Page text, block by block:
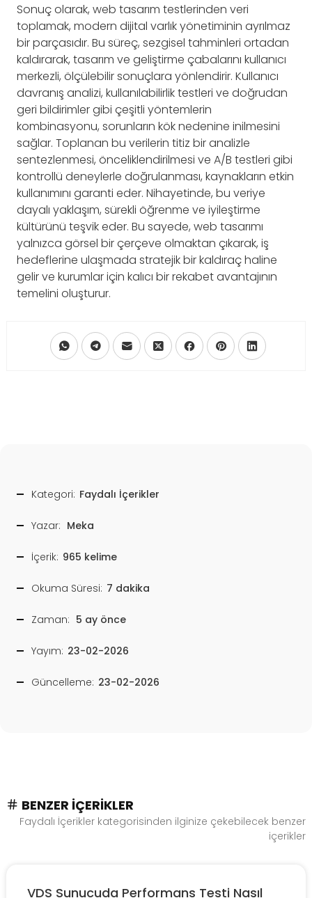
Sonuç olarak, web tasarım testlerinden veri
toplamak, modern dijital varlık yönetiminin ayrılmaz
bir parçasıdır. Bu süreç, sezgisel tahminleri ortadan
kaldırarak, tasarım ve geliştirme çabalarını kullanıcı
merkezli, ölçülebilir sonuçlara yönlendirir. Kullanıcı
davranış analizi, kullanılabilirlik testleri ve doğrudan
geri bildirimler gibi çeşitli yöntemlerin
kombinasyonu, sorunların kök nedenine inilmesini
sağlar. Toplanan bu verilerin titiz bir analizle
sentezlenmesi, önceliklendirilmesi ve A/B testleri gibi
kontrollü deneylerle doğrulanması, kaynakların etkin
kullanımını garanti eder. Nihayetinde, bu veriye
dayalı yaklaşım, sürekli öğrenme ve iyileştirme
kültürünü teşvik eder. Bu sayede, web tasarımı
yalnızca görsel bir çerçeve olmaktan çıkarak, iş
hedeflerine ulaşmada stratejik bir kaldıraç haline
gelir ve kurumlar için kalıcı bir rekabet avantajının
temelini oluşturur.
Kategori: Faydalı İçerikler
Yazar: Meka
İçerik: 965 kelime
Okuma Süresi: 7 dakika
Zaman: 5 ay önce
Yayım: 23-02-2026
Güncelleme: 23-02-2026
BENZER İÇERIKLER
Faydalı İçerikler kategorisinden ilginize çekebilecek benzer
içerikler
VDS Sunucuda Performans Testi Nasıl